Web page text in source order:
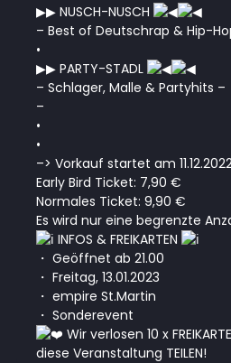
▶︎▶︎ NUSCH-NUSCH
– Best of Deutschrap & Hip-
•
▶︎▶︎ PARTY-STADL
– Schlager, Malle & Partyhits –
–
•
•
–> Vorkauf startet am
Early Bird Ticket: 7,90 €
Normales Ticket: 9,90 €
Es wird nur eine begrenzte
INFOS & FREIKARTEN
・ Geöffnet ab 21.00
・ Freitag, 13.01.2023
・ empire St.Martin
・ Sonderevent
Wir verlosen 10 x
diese Veranstaltung TEILEN!